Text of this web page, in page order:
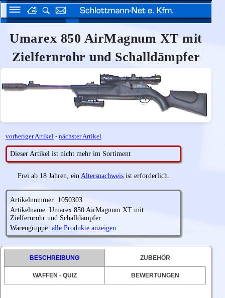
Umarex 850 AirMagnum XT mit
Zielfernrohr und Schalldämpfer
vorheriger Artikel - nächster Artikel
Dieser Artikel ist nicht mehr im Sortiment
Frei ab 18 Jahren, ein Altersnachweisist erforderlich.
Artikelnummer: 1050303
Artikelname: Umarex 850 AirMagnum XT mit
Zielfernrohr und Schalldämpfer
Warengruppe: alle Produkte anzeigen
BESCHREIBUNG ZUBEHÖR
WAFFEN - QUIZ BEWERTUNGEN